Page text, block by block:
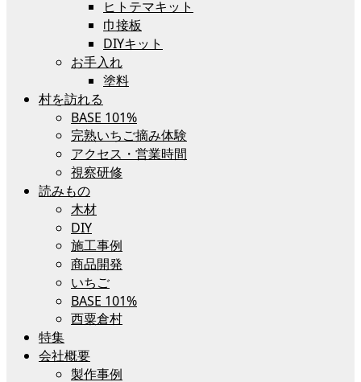
ヒトテマキット
巾接板
DIYキット
お手入れ
塗料
村を訪れる
BASE 101%
完熟いちご摘み体験
アクセス・営業時間
視察研修
読みもの
木材
DIY
施工事例
商品開発
いちご
BASE 101%
西粟倉村
特集
会社概要
製作事例